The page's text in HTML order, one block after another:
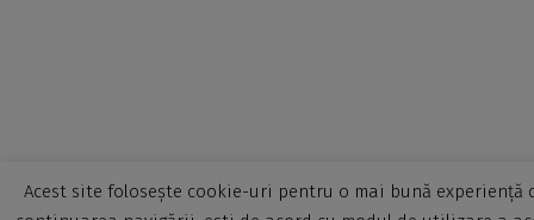
Acest site folosește cookie-uri pentru o mai bună experiență